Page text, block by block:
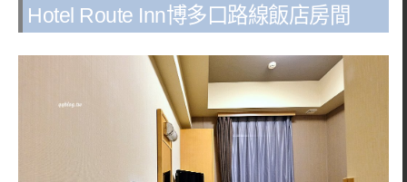
Hotel Route Inn博多口路線飯店房間